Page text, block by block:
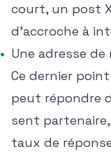
court, un post
d'accroche à
Une adresse
Ce dernier
peut répondre
sent
taux de